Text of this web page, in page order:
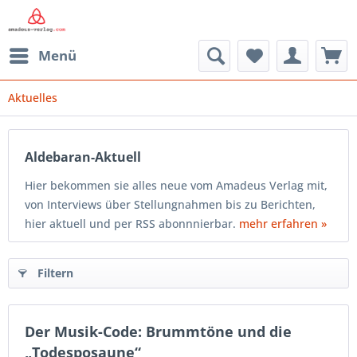
Menü
Aktuelles
Aldebaran-Aktuell
Hier bekommen sie alles neue vom Amadeus Verlag mit,
von Interviews über Stellungnahmen bis zu Berichten,
hier aktuell und per RSS abonnnierbar. mehr erfahren »
Filtern
Der Musik-Code: Brummtöne und die
„Todesposaune“